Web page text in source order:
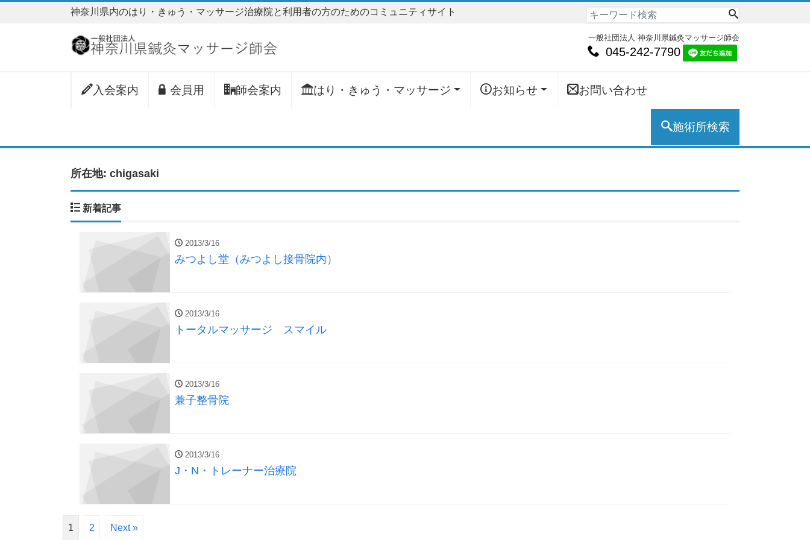
神奈川県内のはり・きゅう・マッサージ治療院と利用者の方のためのコミュニティサイト
一般社団法人 神奈川県鍼灸マッサージ師会
045-242-7790
入会案内 会員用 師会案内 はり・きゅう・マッサージ お知らせ お問い合わせ
施術所検索
所在地: chigasaki
新着記事
2013/3/16
みつよし堂（みつよし接骨院内）
2013/3/16
トータルマッサージ スマイル
2013/3/16
兼子整骨院
2013/3/16
J・N・トレーナー治療院
1 2 Next »